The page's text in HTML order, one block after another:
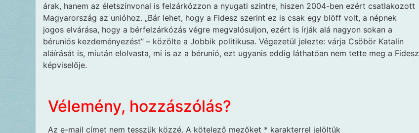
árak, hanem az életszínvonal is felzárkózzon a nyugati szintre, hiszen 2004-ben ezért csatlakozott
Magyarország az unióhoz. „Bár lehet, hogy a Fidesz szerint ez is csak egy blöff volt, a népnek
jogos elvárása, hogy a bérfelzárkózás végre megvalósuljon, ezért is írják alá nagyon sokan a
béruniós kezdeményezést” – közölte a Jobbik politikusa. Végezetül jelezte: várja Csöbör Katalin
aláírását is, miután elolvasta, mi is az a bérunió, ezt ugyanis eddig láthatóan nem tette meg a Fidesz
képviselője.
Vélemény, hozzászólás?
Az e-mail címet nem tesszük közzé. A kötelező mezőket * karakterrel jelöltük